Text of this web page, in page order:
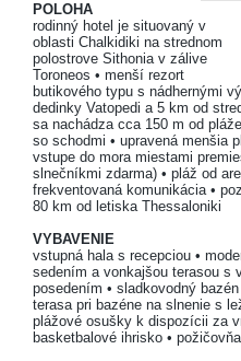
POLOHA
rodinný hotel je situovaný v
oblasti Chalkidiki na strednom
polostrove Sithonia v zálive
Toroneos • menší rezort
butikového typu s nádhernými
dedinky Vatopedi a 5 km od
sa nachádza cca 150 m od
so schodmi • upravená menšia
vstupe do mora miestami
slnečníkmi zdarma) • pláž od
frekventovaná komunikácia •
80 km od letiska Thessaloniki
VYBAVENIE
vstupná hala s recepciou •
sedením a vonkajšou terasou s
posedením • sladkovodný
terasa pri bazéne na slnenie s
plážové osušky k dispozícii za
basketbalové ihrisko •